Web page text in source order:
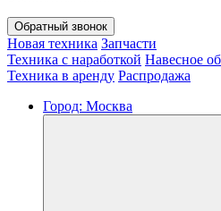
Обратный звонок
Новая техника Запчасти
Техника с наработкой Навесное
Техника в аренду Распродажа
Город: Москва